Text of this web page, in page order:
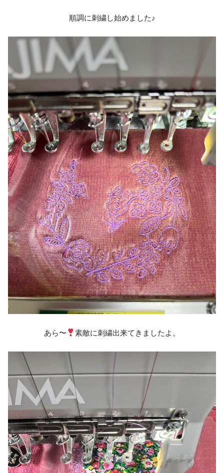
順調に刺繍し始めました♪
あら〜 素敵に刺繍出来てきましたよ。